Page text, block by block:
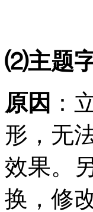
⑵主题
原因 ：
形，无
效果。
换，修